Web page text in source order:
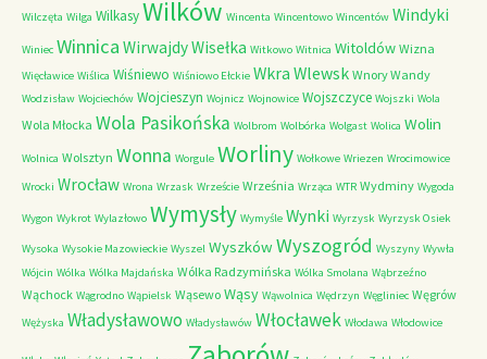
Wilczęta Wilga WilkasyWilków Wincenta Wincentowo Wincentów Windyki
Winiec Winnica WirwajdyWisełka Witkowo Witnica Witoldów Wizna
Więcławice Wiślica Wiśniewo Wiśniowo Ełckie Wkra Wlewsk Wnory Wandy
Wodzisław Wojciechów Wojcieszyn Wojnicz Wojnowice Wojszczyce Wojszki Wola
Wola Młocka Wola Pasikońska Wolbrom Wolbórka Wolgast Wolica Wolin
Wolnica Wolsztyn Wonna Worgule Worliny Wołkowe Wriezen Wrocimowice
Wrocki Wrocław Wrona Wrzask Wrzeście Września Wrząca WTR Wydminy Wygoda
Wygon Wykrot Wylazłowo Wymysły Wymyśle Wynki Wyrzysk Wyrzysk Osiek
Wysoka Wysokie Mazowieckie Wyszel WyszkówWyszogród Wyszyny Wywła
Wójcin Wólka Wólka Majdańska Wólka Radzymińska Wólka Smolana Wąbrzeźno
Wąchock Wągrodno Wąpielsk Wąsewo Wąsy Wąwolnica Wędrzyn Węgliniec Węgrów
Wężyska Władysławowo Władysławów Włocławek Włodawa Włodowice